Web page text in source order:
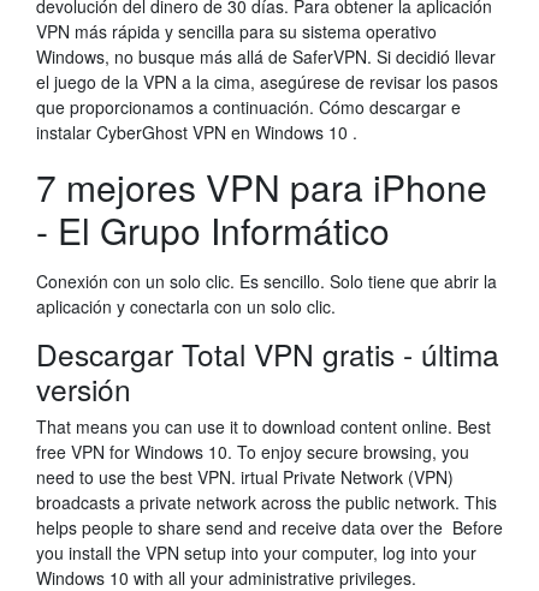
devolución del dinero de 30 días. Para obtener la aplicación
VPN más rápida y sencilla para su sistema operativo
Windows, no busque más allá de SaferVPN. Si decidió llevar
el juego de la VPN a la cima, asegúrese de revisar los pasos
que proporcionamos a continuación. Cómo descargar e
instalar CyberGhost VPN en Windows 10 .
7 mejores VPN para iPhone
- El Grupo Informático
Conexión con un solo clic. Es sencillo. Solo tiene que abrir la
aplicación y conectarla con un solo clic.
Descargar Total VPN gratis - última
versión
That means you can use it to download content online. Best
free VPN for Windows 10. To enjoy secure browsing, you
need to use the best VPN. irtual Private Network (VPN)
broadcasts a private network across the public network. This
helps people to share send and receive data over the Before
you install the VPN setup into your computer, log into your
Windows 10 with all your administrative privileges.